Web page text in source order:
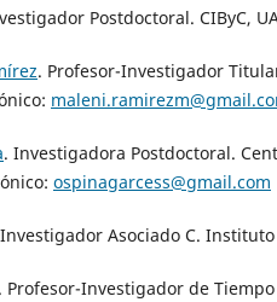
Postdoctoral. CIByC,
. Profesor-Investigador
. Investigadora Postdoctoral.
ospinagarcess@gmail.com
Asociado C.
. Profesor-Investigador de